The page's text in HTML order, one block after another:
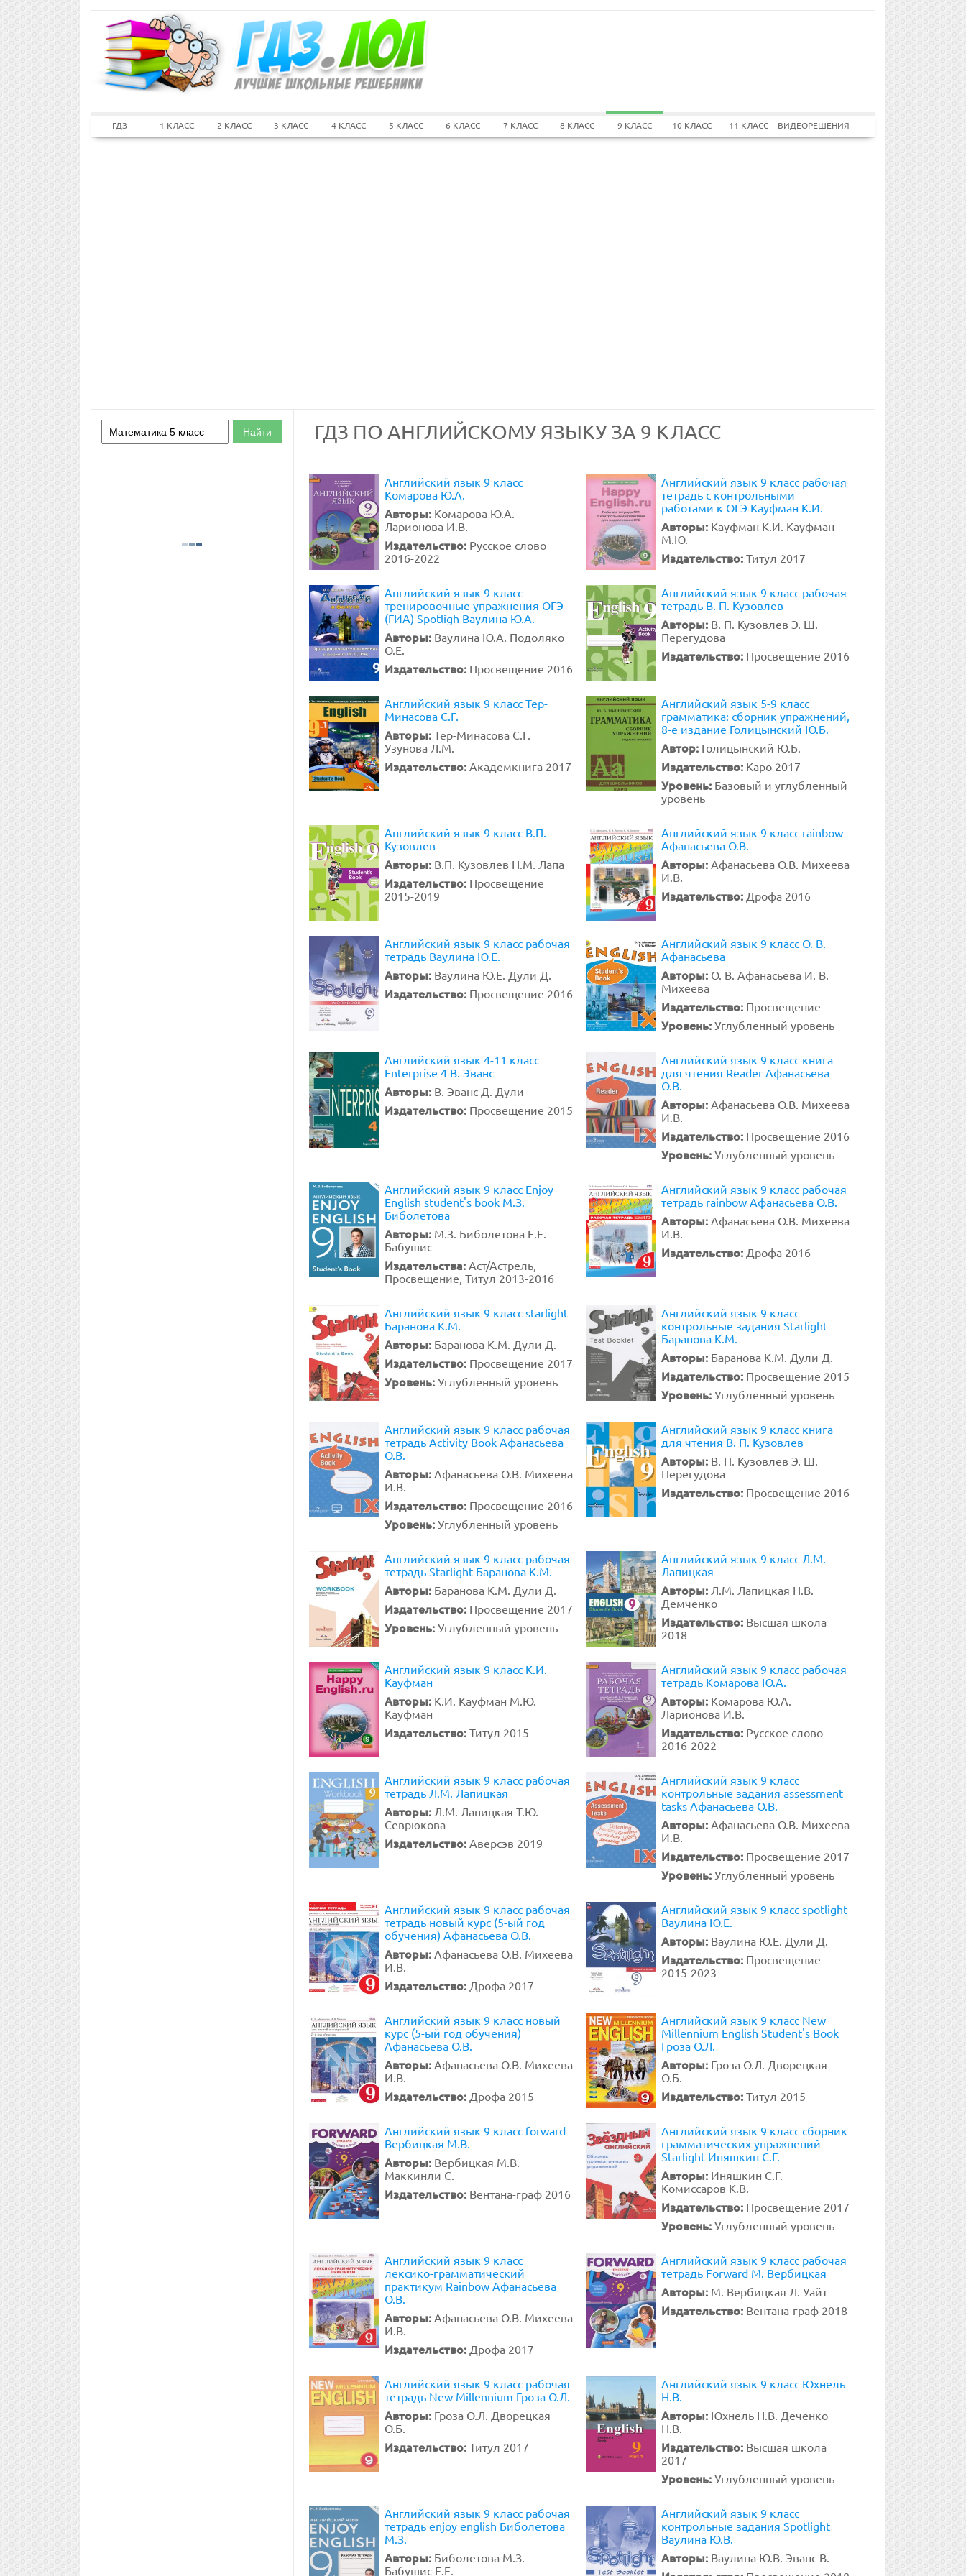
ГДЗ 1 КЛАСС 2 КЛАСС 3 КЛАСС 4 КЛАСС 5 КЛАСС 6 КЛАСС 7 КЛАСС 8 КЛАСС 9 КЛАСС 10 КЛАСС 11 КЛАСС ВИДЕОРЕШЕНИЯ
ГДЗ ПО АНГЛИЙСКОМУ ЯЗЫКУ ЗА 9 КЛАСС
Английский язык 9 класс
Комарова Ю.А.
Авторы: Комарова Ю.А.
Ларионова И.В.
Издательство: Русское слово
2016-2022
Английский язык 9 класс рабочая
тетрадь с контрольными
работами к ОГЭ Кауфман К.И.
Авторы: Кауфман К.И. Кауфман
М.Ю.
Издательство: Титул 2017
Английский язык 9 класс
тренировочные упражнения ОГЭ
(ГИА) Spotligh Ваулина Ю.А.
Авторы: Ваулина Ю.А. Подоляко
О.Е.
Издательство: Просвещение 2016
Английский язык 9 класс рабочая
тетрадь В. П. Кузовлев
Авторы: В. П. Кузовлев Э. Ш.
Перегудова
Издательство: Просвещение 2016
Английский язык 9 класс Тер-
Минасова С.Г.
Авторы: Тер-Минасова С.Г.
Узунова Л.М.
Издательство: Академкнига 2017
Английский язык 5-9 класс
грамматика: сборник упражнений,
8-е издание Голицынский Ю.Б.
Автор: Голицынский Ю.Б.
Издательство: Каро 2017
Уровень: Базовый и углубленный
уровень
Английский язык 9 класс В.П.
Кузовлев
Авторы: В.П. Кузовлев Н.М. Лапа
Издательство: Просвещение
2015-2019
Английский язык 9 класс rainbow
Афанасьева О.В.
Авторы: Афанасьева О.В. Михеева
И.В.
Издательство: Дрофа 2016
Английский язык 9 класс рабочая
тетрадь Ваулина Ю.Е.
Авторы: Ваулина Ю.Е. Дули Д.
Издательство: Просвещение 2016
Английский язык 9 класс О. В.
Афанасьева
Авторы: О. В. Афанасьева И. В.
Михеева
Издательство: Просвещение
Уровень: Углубленный уровень
Английский язык 4-11 класс
Enterprise 4 В. Эванс
Авторы: В. Эванс Д. Дули
Издательство: Просвещение 2015
Английский язык 9 класс книга
для чтения Reader Афанасьева
О.В.
Авторы: Афанасьева О.В. Михеева
И.В.
Издательство: Просвещение 2016
Уровень: Углубленный уровень
Английский язык 9 класс Enjoy
English student's book М.З.
Биболетова
Авторы: М.З. Биболетова Е.Е.
Бабушис
Издательства: Аст/Астрель,
Просвещение, Титул 2013-2016
Английский язык 9 класс рабочая
тетрадь rainbow Афанасьева О.В.
Авторы: Афанасьева О.В. Михеева
И.В.
Издательство: Дрофа 2016
Английский язык 9 класс starlight
Баранова К.М.
Авторы: Баранова К.М. Дули Д.
Издательство: Просвещение 2017
Уровень: Углубленный уровень
Английский язык 9 класс
контрольные задания Starlight
Баранова К.М.
Авторы: Баранова К.М. Дули Д.
Издательство: Просвещение 2015
Уровень: Углубленный уровень
Английский язык 9 класс рабочая
тетрадь Activity Book Афанасьева
О.В.
Авторы: Афанасьева О.В. Михеева
И.В.
Издательство: Просвещение 2016
Уровень: Углубленный уровень
Английский язык 9 класс книга
для чтения В. П. Кузовлев
Авторы: В. П. Кузовлев Э. Ш.
Перегудова
Издательство: Просвещение 2016
Английский язык 9 класс рабочая
тетрадь Starlight Баранова К.М.
Авторы: Баранова К.М. Дули Д.
Издательство: Просвещение 2017
Уровень: Углубленный уровень
Английский язык 9 класс Л.М.
Лапицкая
Авторы: Л.М. Лапицкая Н.В.
Демченко
Издательство: Высшая школа
2018
Английский язык 9 класс К.И.
Кауфман
Авторы: К.И. Кауфман М.Ю.
Кауфман
Издательство: Титул 2015
Английский язык 9 класс рабочая
тетрадь Комарова Ю.А.
Авторы: Комарова Ю.А.
Ларионова И.В.
Издательство: Русское слово
2016-2022
Английский язык 9 класс рабочая
тетрадь Л.М. Лапицкая
Авторы: Л.М. Лапицкая Т.Ю.
Севрюкова
Издательство: Аверсэв 2019
Английский язык 9 класс
контрольные задания assessment
tasks Афанасьева О.В.
Авторы: Афанасьева О.В. Михеева
И.В.
Издательство: Просвещение 2017
Уровень: Углубленный уровень
Английский язык 9 класс рабочая
тетрадь новый курс (5-ый год
обучения) Афанасьева О.В.
Авторы: Афанасьева О.В. Михеева
И.В.
Издательство: Дрофа 2017
Английский язык 9 класс spotlight
Ваулина Ю.Е.
Авторы: Ваулина Ю.Е. Дули Д.
Издательство: Просвещение
2015-2023
Английский язык 9 класс новый
курс (5-ый год обучения)
Афанасьева О.В.
Авторы: Афанасьева О.В. Михеева
И.В.
Издательство: Дрофа 2015
Английский язык 9 класс New
Millennium English Student's Book
Гроза О.Л.
Авторы: Гроза О.Л. Дворецкая
О.Б.
Издательство: Титул 2015
Английский язык 9 класс forward
Вербицкая М.В.
Авторы: Вербицкая М.В.
Маккинли С.
Издательство: Вентана-граф 2016
Английский язык 9 класс сборник
грамматических упражнений
Starlight Иняшкин С.Г.
Авторы: Иняшкин С.Г.
Комиссаров К.В.
Издательство: Просвещение 2017
Уровень: Углубленный уровень
Английский язык 9 класс
лексико-грамматический
практикум Rainbow Афанасьева
О.В.
Авторы: Афанасьева О.В. Михеева
И.В.
Издательство: Дрофа 2017
Английский язык 9 класс рабочая
тетрадь Forward М. Вербицкая
Авторы: М. Вербицкая Л. Уайт
Издательство: Вентана-граф 2018
Английский язык 9 класс рабочая
тетрадь New Millennium Гроза О.Л.
Авторы: Гроза О.Л. Дворецкая
О.Б.
Издательство: Титул 2017
Английский язык 9 класс Юхнель
Н.В.
Авторы: Юхнель Н.В. Деченко
Н.В.
Издательство: Высшая школа
2017
Уровень: Углубленный уровень
Английский язык 9 класс рабочая
тетрадь enjoy english Биболетова
М.З.
Авторы: Биболетова М.З.
Бабушис Е.Е.
Английский язык 9 класс
контрольные задания Spotlight
Ваулина Ю.В.
Авторы: Ваулина Ю.В. Эванс В.